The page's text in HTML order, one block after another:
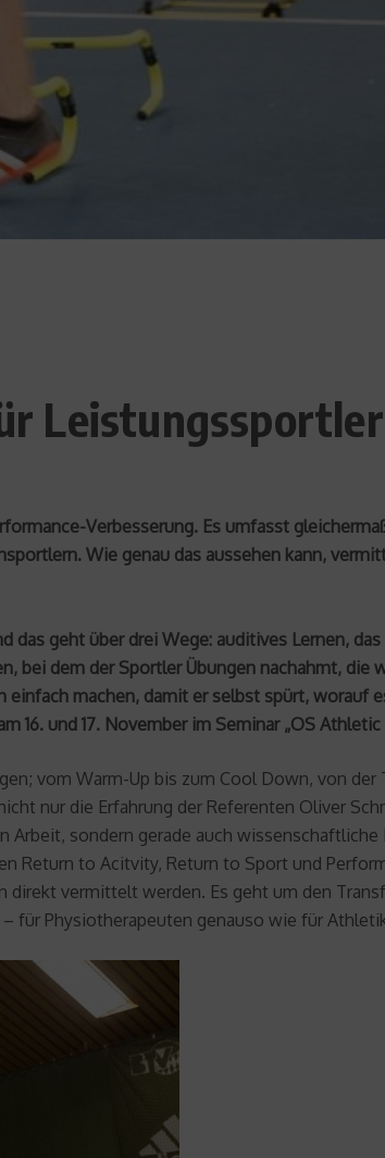
Leistungssportler
Verbesserung. Es umfasst
Wie genau das aussehen kann,
das geht über drei Wege: auditives Lernen,
bei dem der Sportler Übungen nachahmt,
machen, damit er selbst spürt, worauf
16. und 17. November im Seminar „OS Athletic
vom Warm-Up bis zum Cool Down, von
nur die Erfahrung der Referenten Oliver
sondern gerade auch
Return to Acitvity, Return to Sport und
vermittelt werden. Es geht um den
für Physiotherapeuten genauso wie für